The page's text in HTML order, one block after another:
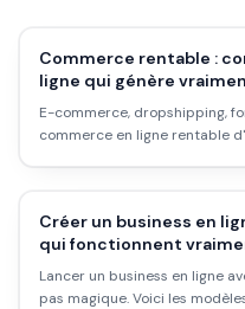
Commerce rentable :
ligne qui génère
E-commerce, dropshipping,
commerce en ligne rentable
Créer un business en
qui fonctionnent
Lancer un business en ligne
pas magique. Voici les